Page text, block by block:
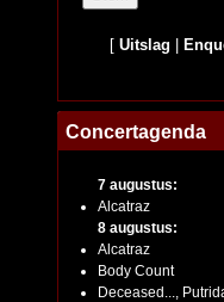
[Uitslag
Concertagenda
7 augustus:
Alcatraz
8 augustus:
Alcatraz
Body Count
Deceased...,